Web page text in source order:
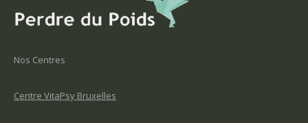
Nos Centres
Centre VitaPsy Bruxelles